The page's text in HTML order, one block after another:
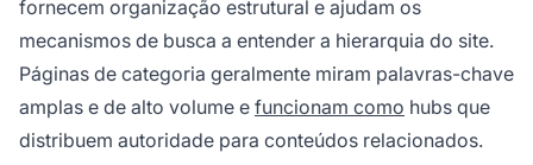
fornecem organização estrutural e ajudam os
mecanismos de busca a entender a hierarquia do site.
Páginas de categoria geralmente miram palavras-chave
amplas e de alto volume e funcionam como hubs que
distribuem autoridade para conteúdos relacionados.